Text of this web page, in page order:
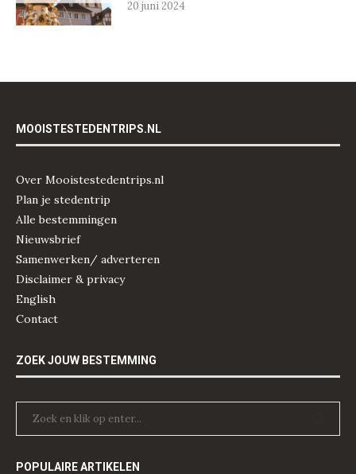
20 juni 2024
MOOISTESTEDENTRIPS.NL
Over Mooistestedentrips.nl
Plan je stedentrip
Alle bestemmingen
Nieuwsbrief
Samenwerken/ adverteren
Disclaimer & privacy
English
Contact
ZOEK JOUW BESTEMMING
POPULAIRE ARTIKELEN